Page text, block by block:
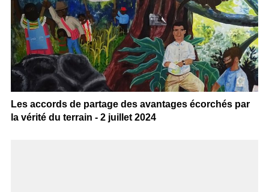
Les accords de partage des avantages écorchés par
la vérité du terrain - 2 juillet 2024